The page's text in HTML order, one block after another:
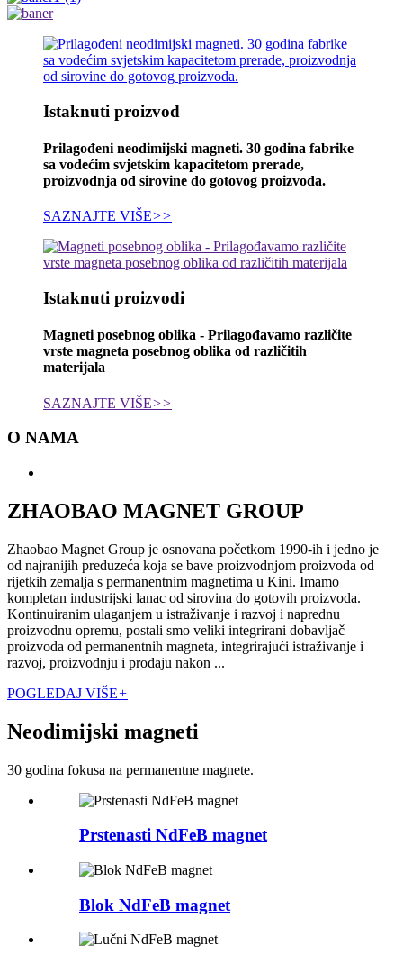
Istaknuti proizvod
Prilagođeni neodimijski magneti. 30 godina fabrike
sa vodećim svjetskim kapacitetom prerade,
proizvodnja od sirovine do gotovog proizvoda.
SAZNAJTE VIŠE>>
Istaknuti proizvodi
Magneti posebnog oblika - Prilagođavamo različite
vrste magneta posebnog oblika od različitih
materijala
SAZNAJTE VIŠE>>
O NAMA
ZHAOBAO MAGNET GROUP
Zhaobao Magnet Group je osnovana početkom 1990-ih i jedno je
od najranijih preduzeća koja se bave proizvodnjom proizvoda od
rijetkih zemalja s permanentnim magnetima u Kini. Imamo
kompletan industrijski lanac od sirovina do gotovih proizvoda.
Kontinuiranim ulaganjem u istraživanje i razvoj i naprednu
proizvodnu opremu, postali smo veliki integrirani dobavljač
proizvoda od permanentnih magneta, integrirajući istraživanje i
razvoj, proizvodnju i prodaju nakon ...
POGLEDAJ VIŠE+
Neodimijski magneti
30 godina fokusa na permanentne magnete.
Prstenasti NdFeB magnet
Blok NdFeB magnet